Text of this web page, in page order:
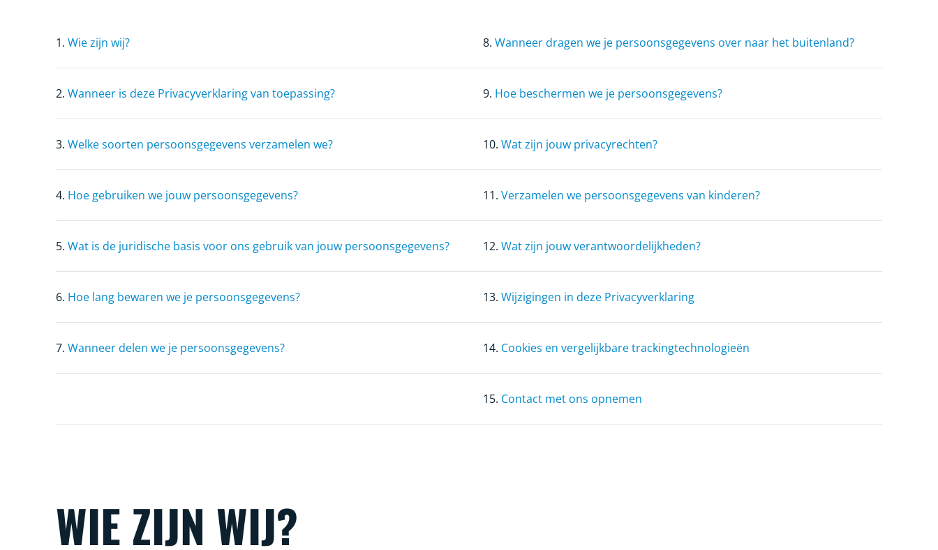
1. Wie zijn wij? 8. Wanneer dragen we je persoonsgegevens over naar het buitenland?
2. Wanneer is deze Privacyverklaring van toepassing? 9. Hoe beschermen we je persoonsgegevens?
3. Welke soorten persoonsgegevens verzamelen we? 10. Wat zijn jouw privacyrechten?
4. Hoe gebruiken we jouw persoonsgegevens? 11. Verzamelen we persoonsgegevens van kinderen?
5. Wat is de juridische basis voor ons gebruik van jouw persoonsgegevens? 12. Wat zijn jouw verantwoordelijkheden?
6. Hoe lang bewaren we je persoonsgegevens? 13. Wijzigingen in deze Privacyverklaring
7. Wanneer delen we je persoonsgegevens? 14. Cookies en vergelijkbare trackingtechnologieën
15. Contact met ons opnemen
WIE ZIJN WIJ?